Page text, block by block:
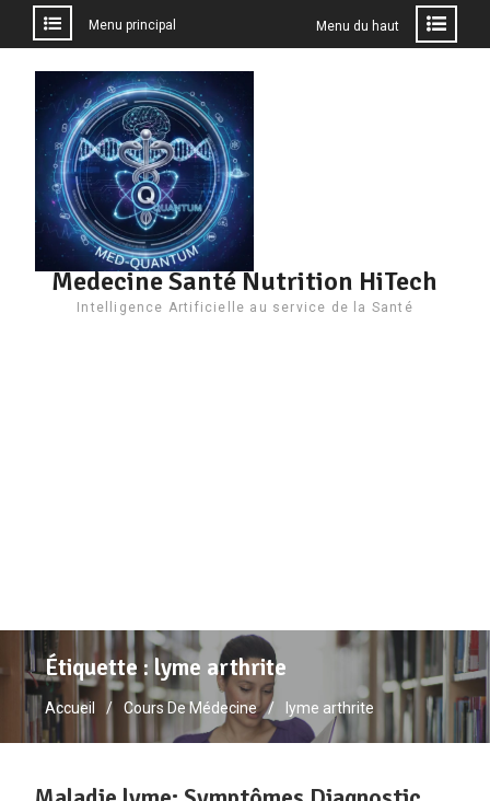
contenu
Menu principal Menu du haut
Medecine Santé Nutrition HiTech
Intelligence Artificielle au service de la Santé
Étiquette : lyme arthrite
Accueil Cours De Médecine lyme arthrite